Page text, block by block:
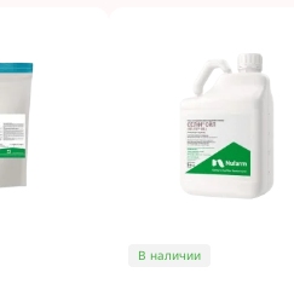
Сингента под
В наличии